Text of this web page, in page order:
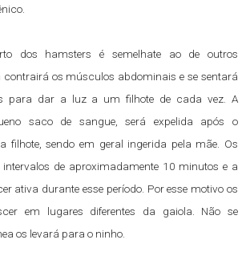
dos hamsters é semelhate ao de outros
contrairá os músculos abdominais e se sentará
para dar a luz a um filhote de cada vez. A
saco de sangue, será expelida após o
filhote, sendo em geral ingerida pela mãe. Os
de aproximadamente 10 minutos e a
ativa durante esse período. Por esse motivo os
em lugares diferentes da gaiola. Não se
os levará para o ninho.